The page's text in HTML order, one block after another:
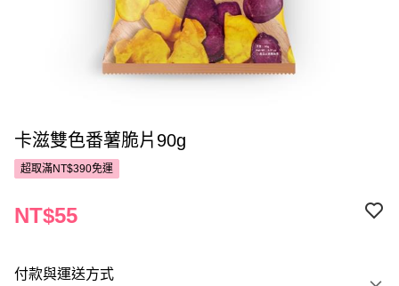
卡滋雙色番薯脆片90g
超取滿NT$390免運
NT$55
付款與運送方式